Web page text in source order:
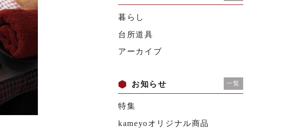
暮らし
台所道具
アーカイブ
お知らせ 一覧
特集
kameyoオリジナル商品